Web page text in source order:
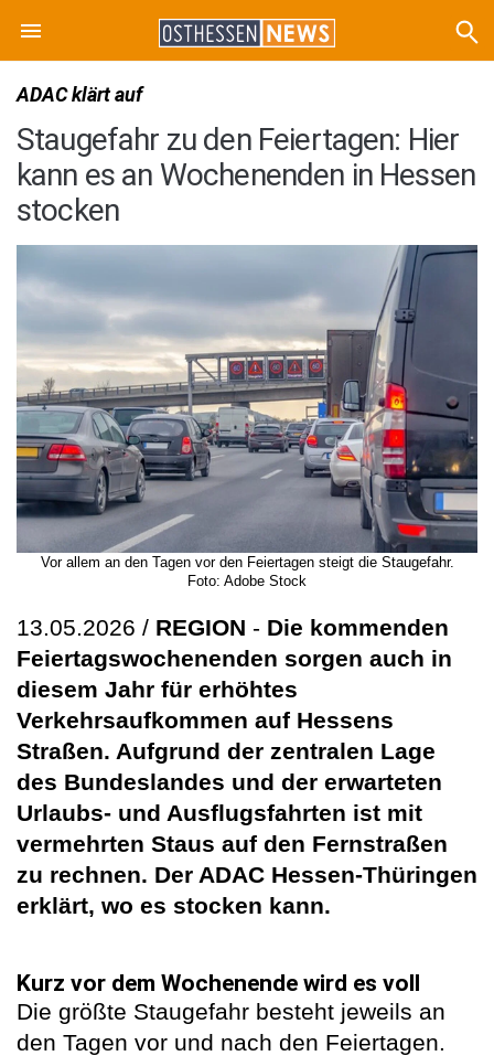
ADAC klärt auf
Staugefahr zu den Feiertagen: Hier
kann es an Wochenenden in Hessen
stocken
Vor allem an den Tagen vor den Feiertagen steigt die Staugefahr.
Foto: Adobe Stock
13.05.2026 / REGION - Die kommenden
Feiertagswochenenden sorgen auch in
diesem Jahr für erhöhtes
Verkehrsaufkommen auf Hessens
Straßen. Aufgrund der zentralen Lage
des Bundeslandes und der erwarteten
Urlaubs- und Ausflugsfahrten ist mit
vermehrten Staus auf den Fernstraßen
zu rechnen. Der ADAC Hessen-Thüringen
erklärt, wo es stocken kann.
Kurz vor dem Wochenende wird es voll
Die größte Staugefahr besteht jeweils an
den Tagen vor und nach den Feiertagen.